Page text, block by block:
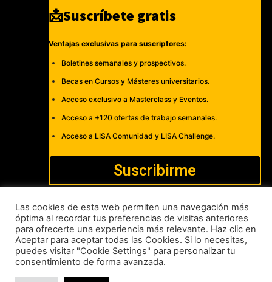
📩Suscríbete gratis
Ventajas exclusivas para suscriptores:
Boletines semanales y prospectivos.
Becas en Cursos y Másteres universitarios.
Acceso exclusivo a Masterclass y Eventos.
Acceso a +120 ofertas de trabajo semanales.
Acceso a LISA Comunidad y LISA Challenge.
Suscribirme
Cómo publicar Anúnciate Política de Privacidad y Cookies
Aviso legal Contacto
LISA News©. Creative Commons BY-NC-ND.
Las cookies de esta web permiten una navegación más
óptima al recordar tus preferencias de visitas anteriores
para ofrecerte una experiencia más relevante. Haz clic en
Aceptar para aceptar todas las Cookies. Si lo necesitas,
puedes visitar "Cookie Settings" para personalizar tu
consentimiento de forma avanzada.